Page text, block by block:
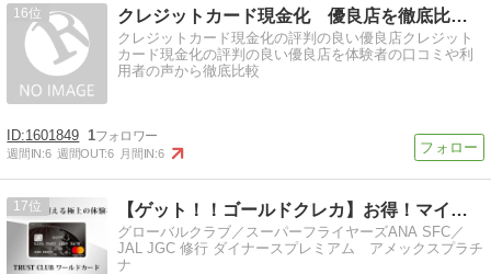
16 クレジットカード現金化 優良店を徹底比較Wiki
クレジットカード現金化の評判の良い優良店クレジット
カード現金化の評判の良い優良店を体験者の口コミや利
用者の声から徹底比較
1601849 1
週間IN:6 週間OUT:6 月間IN:6
17 【ゲット！！ゴールドクレカ】お得！マイレージ貯まる
グローバルクラブ／スーパーフライヤーズANA SFC／
JAL JGC 修行 ダイナースプレミアム アメックスプラチ
ナ